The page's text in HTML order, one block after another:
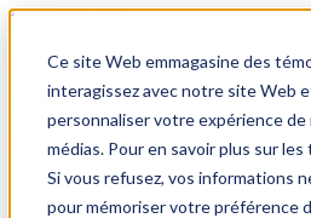
Ce site Web emmagasine des
interagissez avec notre site Web
personnaliser votre expérience
médias. Pour en savoir plus sur
Si vous refusez, vos informations
pour mémoriser votre préférence
1.866.931.9661
Login
FR